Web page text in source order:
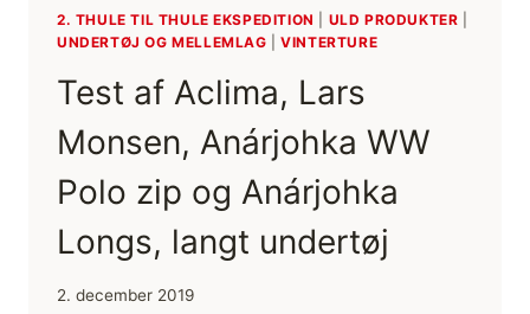
2. THULE TIL THULE EKSPEDITION ULD PRODUKTER
UNDERTØJ OG MELLEMLAG |VINTERTURE
Test af Aclima, Lars
Monsen, Anárjohka WW
Polo zip og Anárjohka
Longs, langt undertøj
2. december 2019